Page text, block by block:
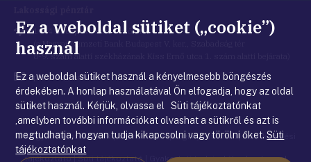
Cím 1054 Budapest, Kiss Ernő utca 1.
(a Magyar Nemzeti Bank Budapest V. ker., Szabadság tér
8-9. szám alatti székházának Kiss Ernő utca 1. szám alatti bejárata)
Email
cím
penztar@mnb.hu
© Magyar Nemzeti Bank |Impresszum|Jogi nyilatkozat|Adatkezelési
tájékoztató|Süti tájékoztató| Gyakorlati tudnivalók a honlappal
Ez a weboldal sütiket („cookie”)
használ
Ez a weboldal sütiket használ a kényelmesebb böngészés
érdekében. A honlap használatával Ön elfogadja, hogy az oldal
sütiket használ. Kérjük, olvassa el Süti tájékoztatónkat
,amelyben további információkat olvashat a sütikről és azt is
megtudhatja, hogyan tudja kikapcsolni vagy törölni őket.Süti
tájékoztatónkat